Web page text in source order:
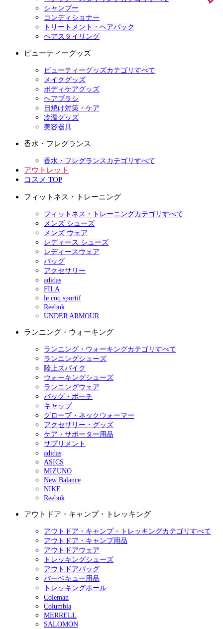
シャンプー
コンディショナー
トリートメント・ヘアパック
ヘアスタイリング
ビューティーグッズ
ビューティーグッズカテゴリすべて
メイクグッズ
ボディケアグッズ
ヘアブラシ
日焼け対策・ケア
冷温グッズ
美容器具
香水・フレグランス
香水・フレグランスカテゴリすべて
アウトレット
コスメ TOP
フィットネス・トレーニング
フィットネス・トレーニングカテゴリすべて
メンズ シューズ
メンズ ウェア
レディース シューズ
レディースウェア
バッグ
アクセサリー
adidas
FILA
le coq sportif
Reebok
UNDER ARMOUR
ランニング・ウォーキング
ランニング・ウォーキングカテゴリすべて
ランニングシューズ
陸上スパイク
ウォーキングシューズ
ランニングウェア
バッグ・ポーチ
キャップ
グローブ・ネックウォーマー
アクセサリー・グッズ
ケア・サポーター用品
サプリメント
adidas
ASICS
MIZUNO
New Balance
NIKE
Reebok
アウトドア・キャンプ・トレッキング
アウトドア・キャンプ・トレッキングカテゴリすべて
アウトドア・キャンプ用品
アウトドアウェア
トレッキングシューズ
アウトドアバッグ
バーベキュー用品
トレッキングポール
Coleman
Columbia
MERRELL
SALOMON